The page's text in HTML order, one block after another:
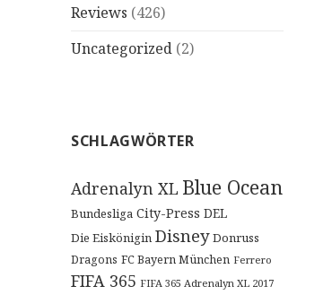
Reviews (426)
Uncategorized (2)
SCHLAGWÖRTER
Adrenalyn XL Blue Ocean
Bundesliga City-Press DEL
Die Eiskönigin Disney Donruss
Dragons FC Bayern München Ferrero
FIFA 365 FIFA 365 Adrenalyn XL 2017